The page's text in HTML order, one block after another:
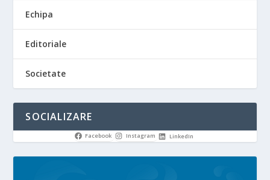
Echipa
Editoriale
Societate
SOCIALIZARE
Facebook Instagram LinkedIn